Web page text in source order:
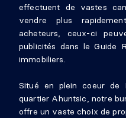
effectuent de vastes
vendre plus
acheteurs, ceux-ci
publicités dans le Guide
immobiliers.
Situé en plein coeur de
quartier Ahuntsic, notre
offre un vaste choix de